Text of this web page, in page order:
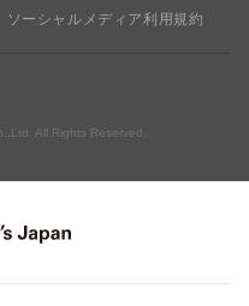
ソーシャルメディア利用規約
All Rights Reserved.